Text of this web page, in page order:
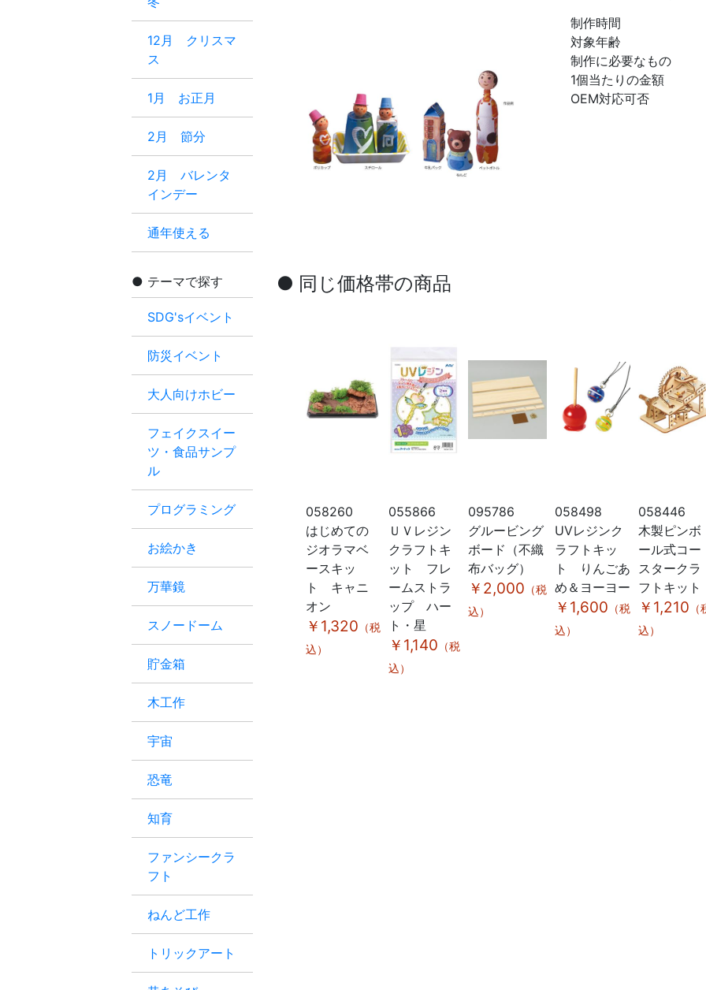
12月 クリスマ
ス
1月 お正月
2月 節分
2月 バレンタ
インデー
通年使える
テーマで探す
SDG'sイベント
防災イベント
大人向けホビー
フェイクスイー
ツ・食品サンプ
ル
プログラミング
お絵かき
万華鏡
スノードーム
貯金箱
木工作
宇宙
恐竜
知育
ファンシークラ
フト
ねんど工作
トリックアート
制作時間
対象年齢
制作に必要なもの
1個当たりの金額
OEM対応可否
● 同じ価格帯の商品
058260
はじめての
ジオラマベ
ースキッ
ト キャニ
オン
￥1,320 （税
込）
055866
ＵＶレジン
クラフトキ
ット フレ
ームストラ
ップ ハー
ト・星
￥1,140 （税
込）
095786
グルービング
ボード（不織
布バッグ）
￥2,000 （税
込）
058498
UVレジンク
ラフトキッ
ト りんごあ
め＆ヨーヨー
￥1,600 （税
込）
058446
木製ピンボ
ール式コー
スタークラ
フトキット
￥1,210
込）